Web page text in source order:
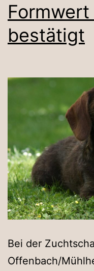
bestätigt
Bei der
Offenbach/